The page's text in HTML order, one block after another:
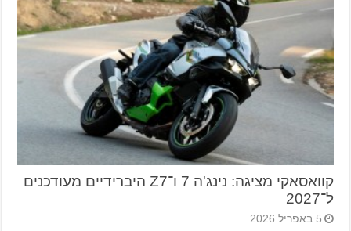
קוואסאקי מציגה: נינג'ה 7 ו־Z7 היברידיים מעודכנים
ל־2027
5 באפריל 2026